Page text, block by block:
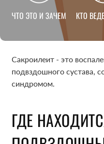
ЧТО ЭТО И ЗАЧЕМ КТО
Cакроилеит - это
подвздошного сустава,
синдромом.
ГДЕ